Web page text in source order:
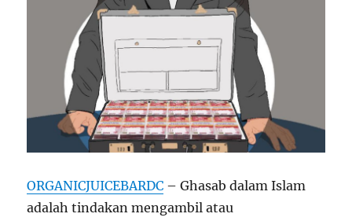
ORGANICJUICEBARDC – Ghasab dalam Islam
adalah tindakan mengambil atau